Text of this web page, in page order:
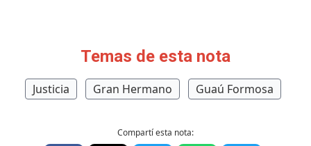
Temas de esta nota
Justicia Gran Hermano Guaú Formosa
Compartí esta nota: